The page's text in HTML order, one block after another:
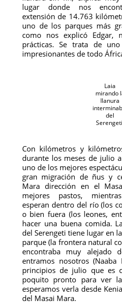
lugar donde nos
extensión de 14.763
uno de los parques más
como nos explicó Edgar,
prácticas. Se trata de
impresionantes de todo
Laia
mirando
llanura
del
Con kilómetros y
durante los meses de julio
uno de los mejores
gran migración de ñus y
Mara dirección en el
mejores pastos,
esperan dentro del río (los
o bien fuera (los leones,
hacer una buena comida.
del Serengeti tiene lugar en
parque (la frontera natural
encontraba muy alejado
entramos nosotros
principios de julio que es
poquito pronto para ver
esperamos verla desde
del Masai Mara.